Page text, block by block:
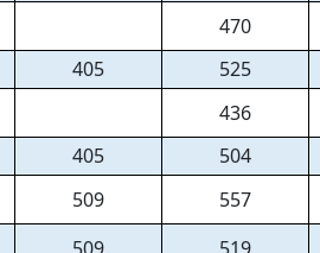
470
405 525
436
405 504
509 557